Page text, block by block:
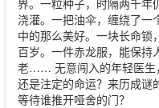
界。一粒种子，时隔两千年
浇灌。一把油伞，缠绕了一
中的那么美好。一块长命锁
百岁。一件赤龙服，能保持
老…… 无意闯入的年轻医生
还是注定的命运？来历成谜
等待谁推开哑舍的门？